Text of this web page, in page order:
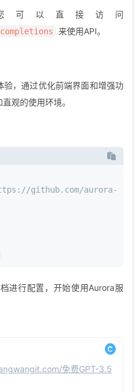
可以直接访问
来使用API。
，通过优化前端界面和增强功
观的使用环境。
github.com/aurora-
进行配置，开始使用Aurora服
免费GPT-3.5